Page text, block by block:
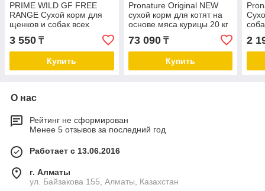
PRIME WILD GF FREE
RANGE Сухой корм для
щенков и собак всех
пород, с курицей, 500 гр
3 550 ₸
Купить
Pronature Original NEW
сухой корм для котят на
основе мяса курицы 20 кг
73 090₸
Купить
2
О нас
Рейтинг не сформирован
Менее 5 отзывов за последний год
Работает с 13.06.2016
г. Алматы
ул. Байзакова 155, Алматы, Казахстан